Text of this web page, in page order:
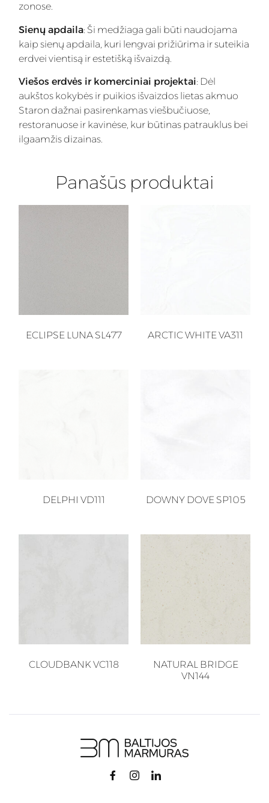
zonose.
Sienų apdaila: Ši medžiaga gali būti naudojama
kaip sienų apdaila, kuri lengvai prižiūrima ir suteikia
erdvei vientisą ir estetišką išvaizdą.
Viešos erdvės ir komerciniai projektai: Dėl
aukštos kokybės ir puikios išvaizdos lietas akmuo
Staron dažnai pasirenkamas viešbučiuose,
restoranuose ir kavinėse, kur būtinas patrauklus bei
ilgaamžis dizainas.
Panašūs produktai
ECLIPSE LUNA SL477 ARCTIC WHITE VA311
DELPHI VD111 DOWNY DOVE SP105
CLOUDBANK VC118
NATURAL BRIDGE
VN144